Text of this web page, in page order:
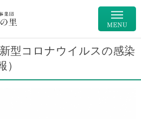
新型コロナウイルスの感染